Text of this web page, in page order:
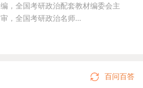
编，全国考研政治配套教材编委会主
审，全国考研政治名师...
百问百答